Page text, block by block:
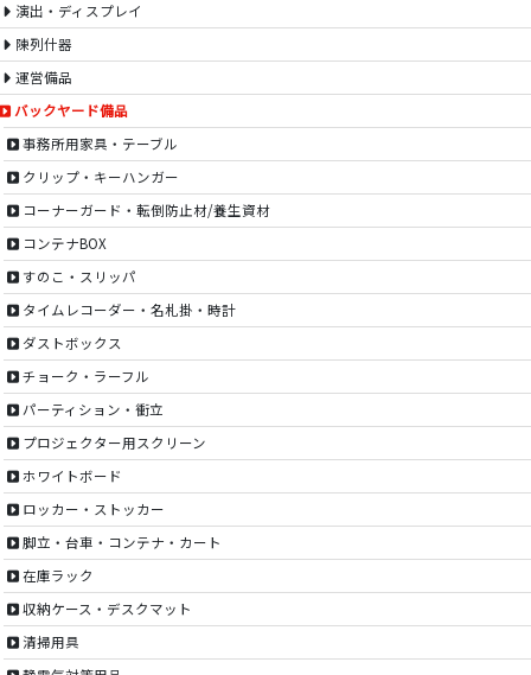
演出・ディスプレイ
陳列什器
運営備品
バックヤード備品
事務所用家具・テーブル
クリップ・キーハンガー
コーナーガード・転倒防止材/養生資材
コンテナBOX
すのこ・スリッパ
タイムレコーダー・名札掛・時計
ダストボックス
チョーク・ラーフル
パーティション・衝立
プロジェクター用スクリーン
ホワイトボード
ロッカー・ストッカー
脚立・台車・コンテナ・カート
在庫ラック
収納ケース・デスクマット
清掃用具